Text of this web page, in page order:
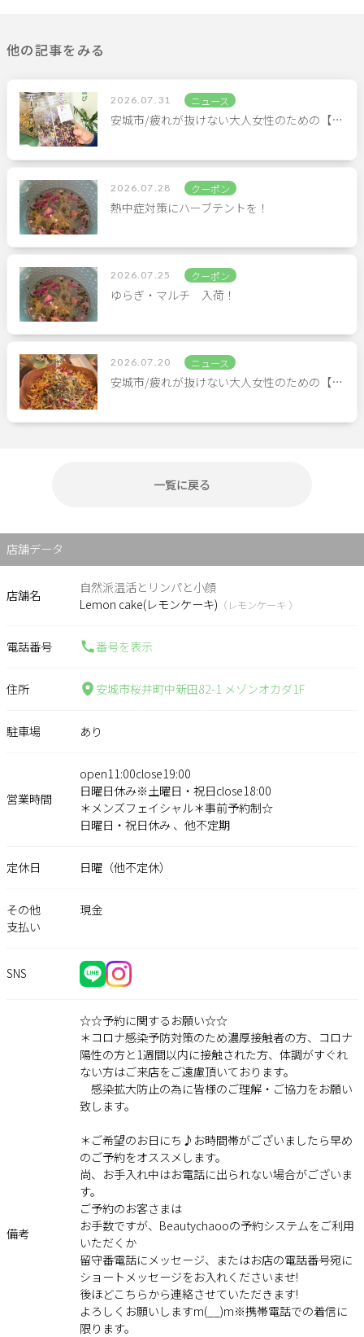
他の記事をみる
2026.07.31 ニュース
安城市/疲れが抜けない大人女性のための【…
2026.07.28 クーポン
熱中症対策にハーブテントを！
2026.07.25 クーポン
ゆらぎ・マルチ 入荷！
2026.07.20 ニュース
安城市/疲れが抜けない大人女性のための【…
一覧に戻る
店舗データ
店舗名
自然派温活とリンパと小顔
Lemon cake(レモンケーキ) （レモンケーキ ）
電話番号 番号を表示
住所 安城市桜井町中新田82-1 メゾンオカダ1F
駐車場 あり
営業時間
open11:00close19:00
日曜日休み※土曜日・祝日close18:00
＊メンズフェイシャル＊事前予約制☆
日曜日・祝日休み 、他不定期
定休日 日曜（他不定休）
その他
支払い
現金
SNS
備考
☆☆予約に関するお願い☆☆
＊コロナ感染予防対策のため濃厚接触者の方、コロナ
陽性の方と1週間以内に接触された方、体調がすぐれ
ない方はご来店をご遠慮頂いております。
感染拡大防止の為に皆様のご理解・ご協力をお願い
致します。
＊ご希望のお日にち♪お時間帯がございましたら早め
のご予約をオススメします。
尚、お手入れ中はお電話に出られない場合がございま
す。
ご予約のお客さまは
お手数ですが、Beautychaooの予約システムをご利用
いただくか
留守番電話にメッセージ、またはお店の電話番号宛に
ショートメッセージをお入れくださいませ!
後ほどこちらから連絡させていただきます!
よろしくお願いしますm(__)m※携帯電話での着信に
限ります。